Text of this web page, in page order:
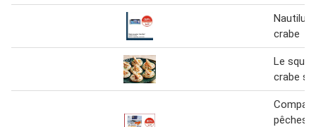
Nautilus
crabe
Le
crabe
pêches